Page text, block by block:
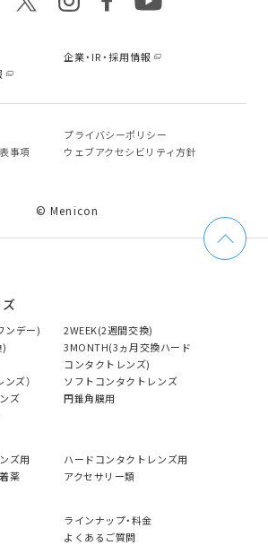
企業・IR・採用情報
プライバシーポリシー
事項
ウェブアクセシビリティ方針
© Menicon
ンデー)
2WEEK(2週間交換)
3MONTH(3ヵ月交換ハード
コンタクトレンズ)
ズ）
ソフトコンタクトレンズ
ズ
円錐角膜用
ズ用
ハードコンタクトレンズ用
薬
アクセサリー類
ラインナップ・料金
よくあるご質問